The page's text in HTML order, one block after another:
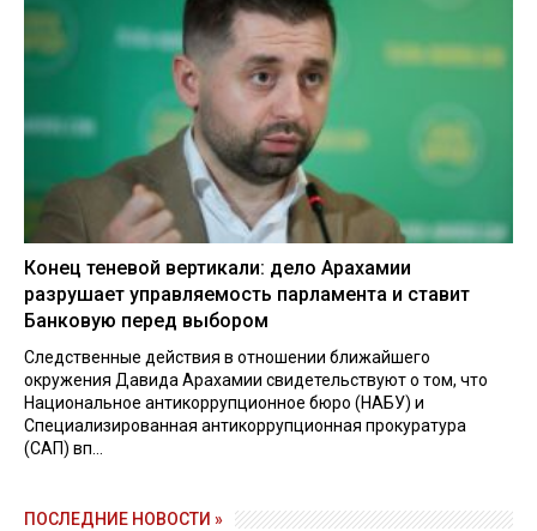
Конец теневой вертикали: дело Арахамии
разрушает управляемость парламента и ставит
Банковую перед выбором
Следственные действия в отношении ближайшего
окружения Давида Арахамии свидетельствуют о том, что
Национальное антикоррупционное бюро (НАБУ) и
Специализированная антикоррупционная прокуратура
(САП) вп...
ПОСЛЕДНИЕ НОВОСТИ »